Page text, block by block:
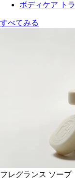
ボディケア ト
すべてみる
フレグランス ソープ